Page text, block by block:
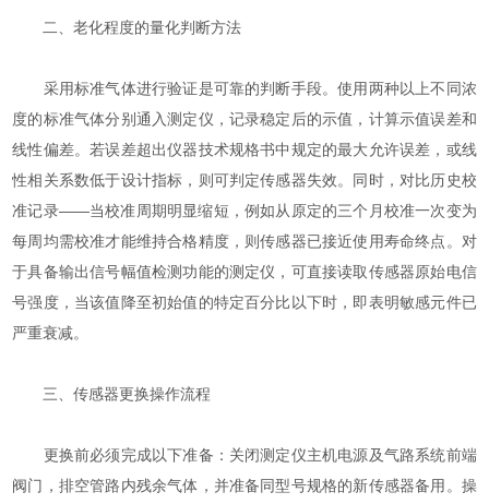
二、老化程度的量化判断方法
采用标准气体进行验证是可靠的判断手段。使用两种以上不同浓
度的标准气体分别通入测定仪，记录稳定后的示值，计算示值误差和
线性偏差。若误差超出仪器技术规格书中规定的最大允许误差，或线
性相关系数低于设计指标，则可判定传感器失效。同时，对比历史校
准记录——当校准周期明显缩短，例如从原定的三个月校准一次变为
每周均需校准才能维持合格精度，则传感器已接近使用寿命终点。对
于具备输出信号幅值检测功能的测定仪，可直接读取传感器原始电信
号强度，当该值降至初始值的特定百分比以下时，即表明敏感元件已
严重衰减。
三、传感器更换操作流程
更换前必须完成以下准备：关闭测定仪主机电源及气路系统前端
阀门，排空管路内残余气体，并准备同型号规格的新传感器备用。操